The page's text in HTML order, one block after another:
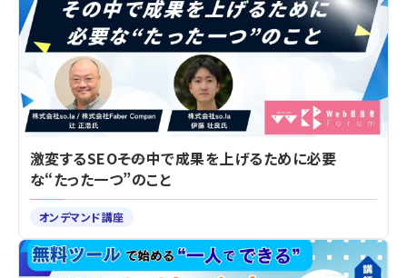
激変するSEO――その中で成果を上げるために必要
な“たった一つ”のこと
オンデマンド講座